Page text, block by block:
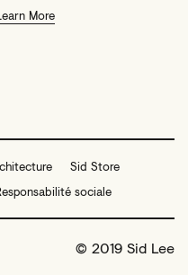
More
Sid Store
sociale
© 2019 Sid Lee